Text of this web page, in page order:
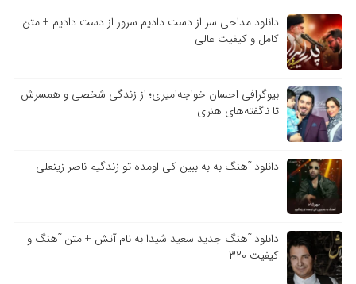
دانلود مداحی سر از دست دادیم سرور از دست دادیم + متن
کامل و کیفیت عالی
بیوگرافی احسان خواجه‌امیری؛ از زندگی شخصی و همسرش
تا ناگفته‌های هنری
دانلود آهنگ به به ببین کی اومده تو زندگیم ناصر زینعلی
دانلود آهنگ جدید سعید شیدا به نام آتش + متن آهنگ و
کیفیت ۳۲۰